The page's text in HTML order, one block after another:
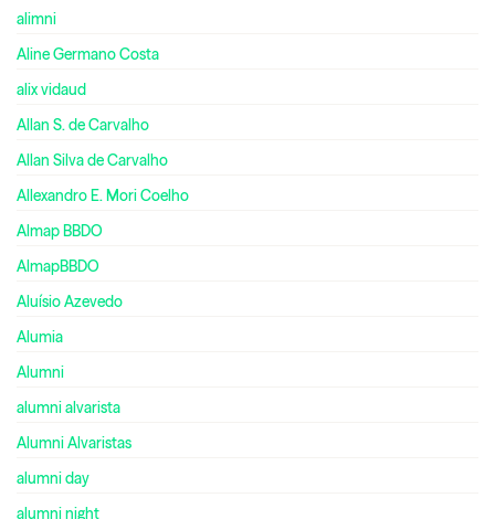
alimni
Aline Germano Costa
alix vidaud
Allan S. de Carvalho
Allan Silva de Carvalho
Allexandro E. Mori Coelho
Almap BBDO
AlmapBBDO
Aluísio Azevedo
Alumia
Alumni
alumni alvarista
Alumni Alvaristas
alumni day
alumni night